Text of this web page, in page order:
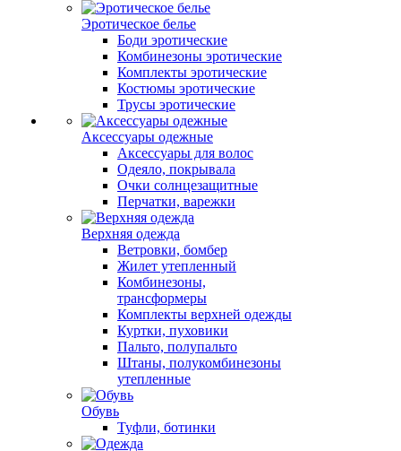
Эротическое белье
Боди эротические
Комбинезоны эротические
Комплекты эротические
Костюмы эротические
Трусы эротические
Аксессуары одежные
Аксессуары для волос
Одеяло, покрывала
Очки солнцезащитные
Перчатки, варежки
Верхняя одежда
Ветровки, бомбер
Жилет утепленный
Комбинезоны,
трансформеры
Комплекты верхней одежды
Куртки, пуховики
Пальто, полупальто
Штаны, полукомбинезоны
утепленные
Обувь
Туфли, ботинки